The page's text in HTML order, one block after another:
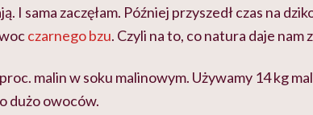
I sama zaczęłam. Później przyszedł czas na
czarnego bzu. Czyli na to, co natura daje nam
malin w soku malinowym. Używamy 14 kg
dużo owoców.